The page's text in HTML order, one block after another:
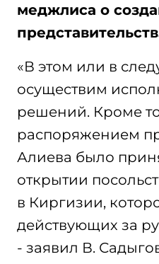
меджлиса о
«В этом или в
осуществим
решений. Кроме
распоряжением
Алиева было
открытии
в Киргизии,
действующих за
- заявил В.